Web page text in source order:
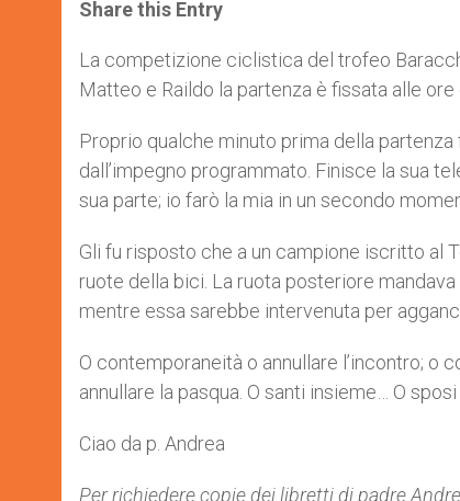
s
p
p
e
g
e
b
o
k
r
Share this Entry
La competizione ciclistica del trofeo
Matteo e Raildo la partenza è fissata alle ore
Proprio qualche minuto prima della
dall’impegno programmato. Finisce la sua
sua parte; io farò la mia in un secondo
Gli fu risposto che a un campione iscritto al
ruote della bici. La ruota posteriore
mentre essa sarebbe intervenuta per
O contemporaneità o annullare l’incontro; o
annullare la pasqua. O santi insieme… O sposi
Ciao da p. Andrea
Per richiedere copie dei libretti di padre